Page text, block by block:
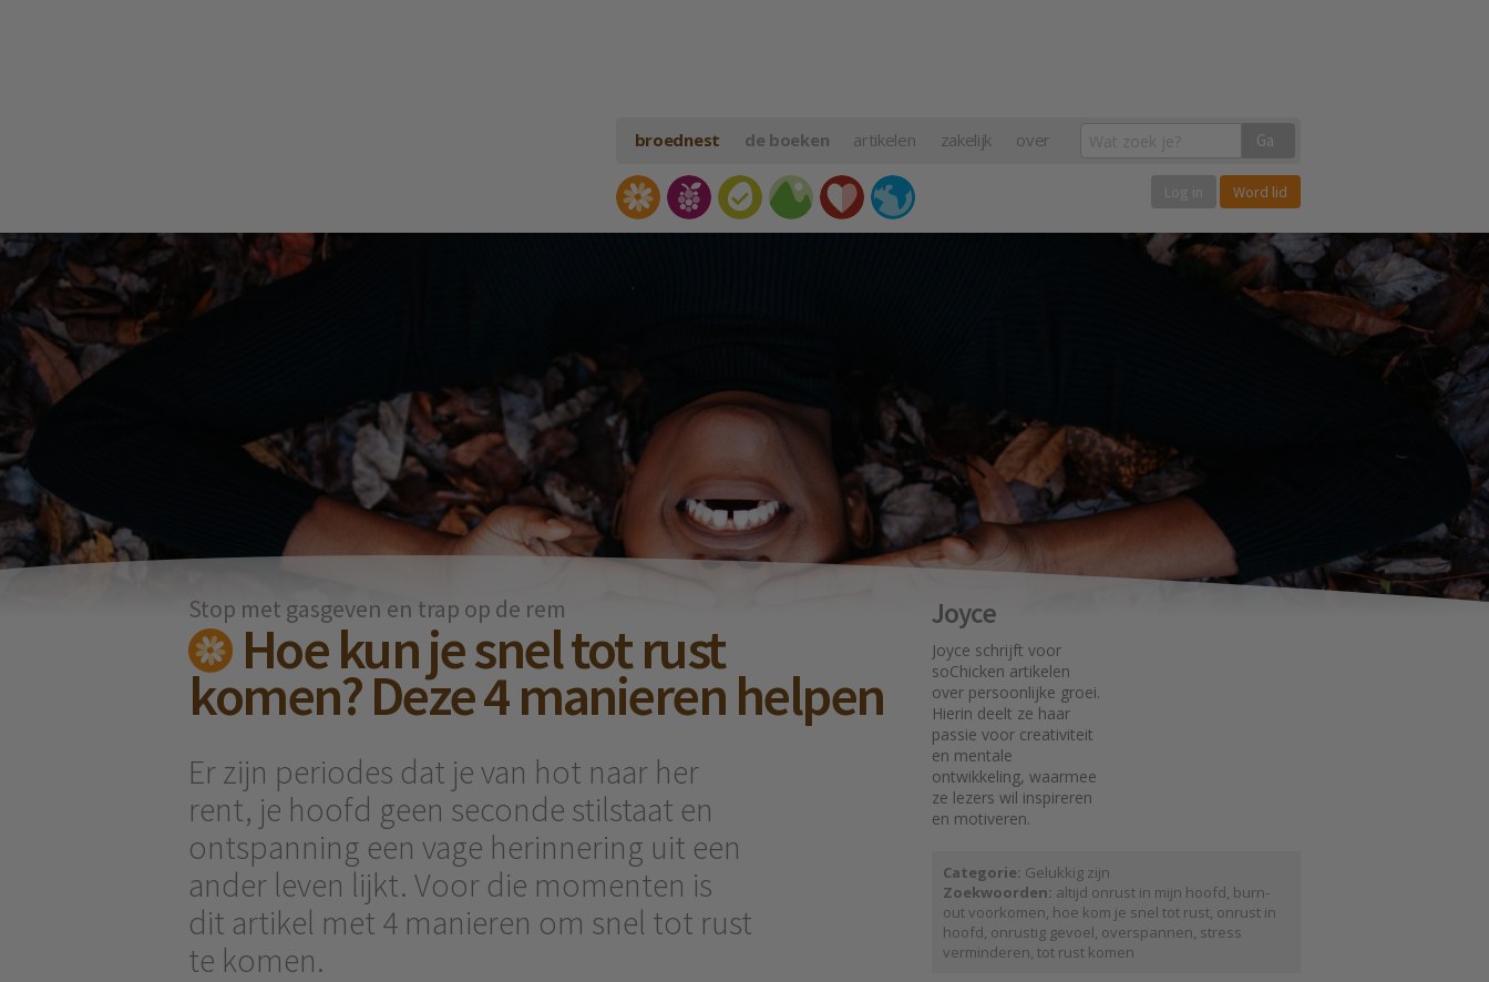
broednest de boeken artikelen zakelijk over Ga
Word lid
Stop met gasgeven en trap op de rem
Hoe kun je snel tot rust
komen? Deze 4 manieren helpen
Er zijn periodes dat je van hot naar her
rent, je hoofd geen seconde stilstaat en
ontspanning een vage herinnering uit een
ander leven lijkt. Voor die momenten is
dit artikel met 4 manieren om snel tot rust
te komen.
Joyce
Joyce schrijft voor
soChicken artikelen
over persoonlijke groei.
Hierin deelt ze haar
passie voor creativiteit
en mentale
ontwikkeling, waarmee
ze lezers wil inspireren
en motiveren.
Categorie: Gelukkig zijn
Zoekwoorden: altijd onrust in mijn hoofd, burn-
out voorkomen, hoe kom je snel tot rust, onrust in
hoofd, onrustig gevoel, overspannen, stress
verminderen, tot rust komen